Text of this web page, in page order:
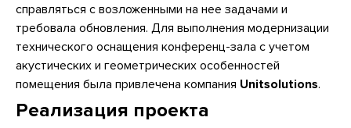
справляться с возложенными на нее задачами и
требовала обновления. Для выполнения модернизации
технического оснащения конференц-зала с учетом
акустических и геометрических особенностей
помещения была привлечена компания Unitsolutions.
Реализация проекта